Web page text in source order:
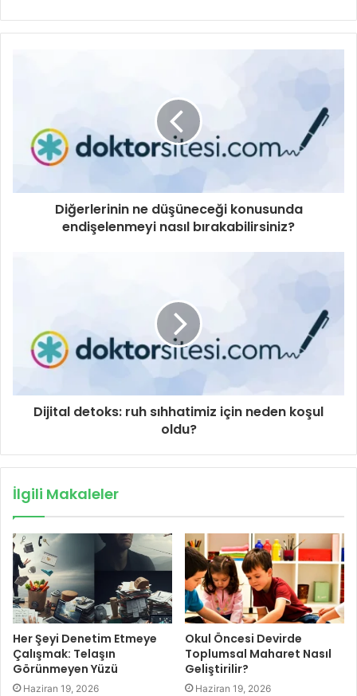
Diğerlerinin ne düşüneceği konusunda
endişelenmeyi nasıl bırakabilirsiniz?
Dijital detoks: ruh sıhhatimiz için neden koşul
oldu?
İlgili Makaleler
Her Şeyi Denetim Etmeye
Çalışmak: Telaşın
Görünmeyen Yüzü
Haziran 19, 2026
Okul Öncesi Devirde
Toplumsal Maharet Nasıl
Geliştirilir?
Haziran 19, 2026